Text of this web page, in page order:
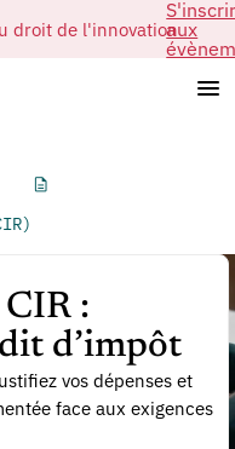
droit de l'innovationaux
:
d’impôt
vos dépenses et
face aux exigences